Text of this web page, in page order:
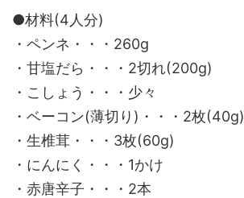
●材料(4人分)
・ペンネ・・・260g
・甘塩だら・・・2切れ(200g)
・こしょう・・・少々
・ベーコン(薄切り)・・・2枚(40g)
・生椎茸・・・3枚(60g)
・にんにく・・・1かけ
・赤唐辛子・・・2本